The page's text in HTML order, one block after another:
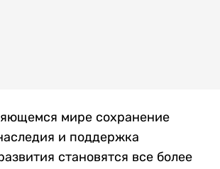
мире сохранение
и поддержка
становятся все более